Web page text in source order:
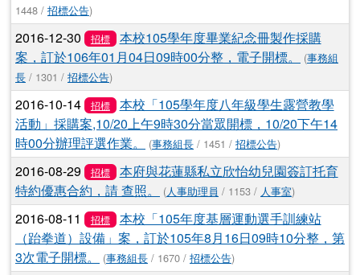
1448 / 招標公告)
2016-12-30 招標
本校105學年度畢業紀念冊製作採購
案，訂於106年01月04日09時00分整，電子開標。
(事務組
長 / 1301 / 招標公告)
2016-10-14 招標
本校「105學年度八年級學生露營教學
活動」採購案,10/20上午9時30分當眾開標，10/20下午14
時00分辦理評選作業。
(事務組長 / 1451 / 招標公告)
2016-08-29 招標
本府與花蓮縣私立欣怡幼兒園簽訂托育
特約優惠合約，請 查照。
(人事助理員 / 1153 / 人事室)
2016-08-11 招標
本校「105年度基層運動選手訓練站
（跆拳道）設備」案，訂於105年8月16日09時10分整，第
3次電子開標。
(事務組長 / 1670 / 招標公告)